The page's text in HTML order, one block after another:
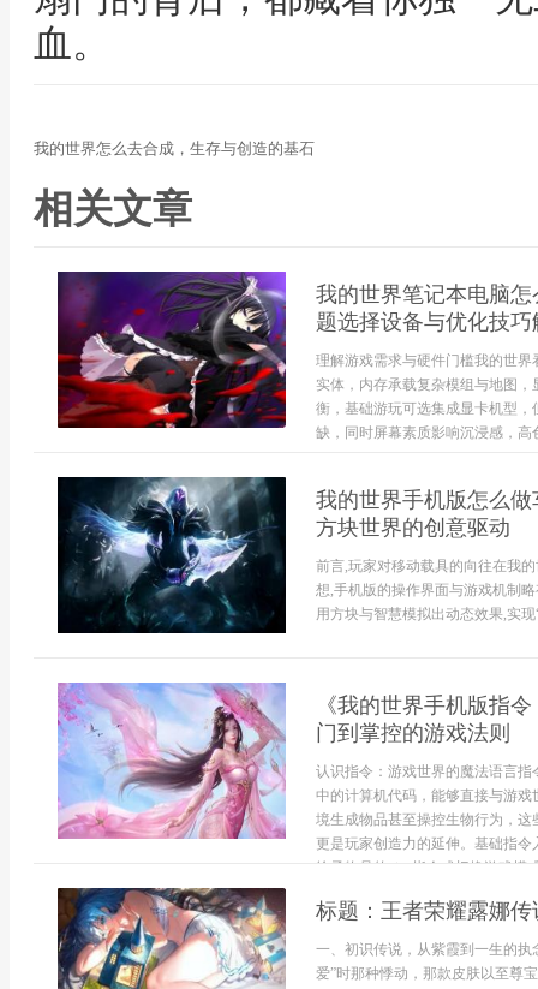
血。
我的世界怎么去合成，生存与创造的基石
相关文章
我的世界笔记本电脑
题选择设备与优化技巧
理解游戏需求与硬件门槛我的世
实体，内存承载复杂模组与地图
衡，基础游玩可选集成显卡机型
缺，同时屏幕素质影响沉浸感，高
我的世界手机版怎么
方块世界的创意驱动
前言,玩家对移动载具的向往在我
想,手机版的操作界面与游戏机制
用方块与智慧模拟出动态效果,实现
《我的世界手机版指
门到掌控的游戏法则
认识指令：游戏世界的魔法语言
中的计算机代码，能够直接与游
境生成物品甚至操控生物行为，
更是玩家创造力的延伸。基础指
给予物品的give指令或切换游戏模
标题：王者荣耀露娜
一、初识传说，从紫霞到一生的
爱”时那种悸动，那款皮肤以至尊